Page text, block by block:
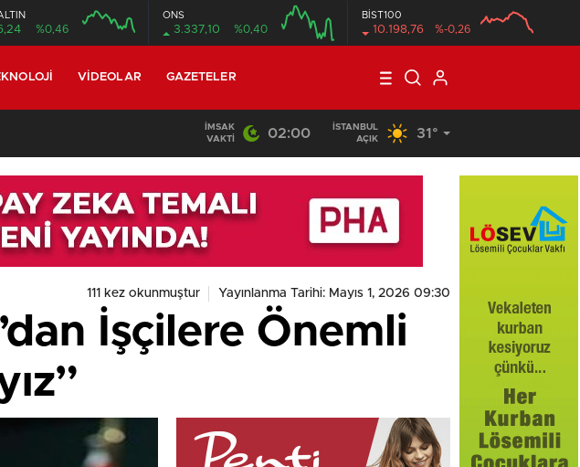
%0,46
ONS
3.337,10 %0,40
BİST100
10.198,76 %-0,26
VIDEOLAR GAZETELER
İMSAK
VAKTI
02:00
İSTANBUL
AÇIK
31°
111 kez okunmuştur Yayınlanma Tarihi: Mayıs 1, 2026 09:30
İşçilere Önemli